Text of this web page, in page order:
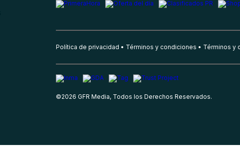
Política de privacidad Términos y condiciones Términos y
©2026 GFR Media, Todos los Derechos Reservados.